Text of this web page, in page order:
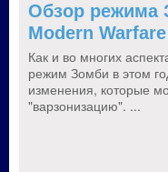
Обзор режима
Modern
Как и во многих
режим Зомби в этом
изменения, которые
"варзонизацию". ...